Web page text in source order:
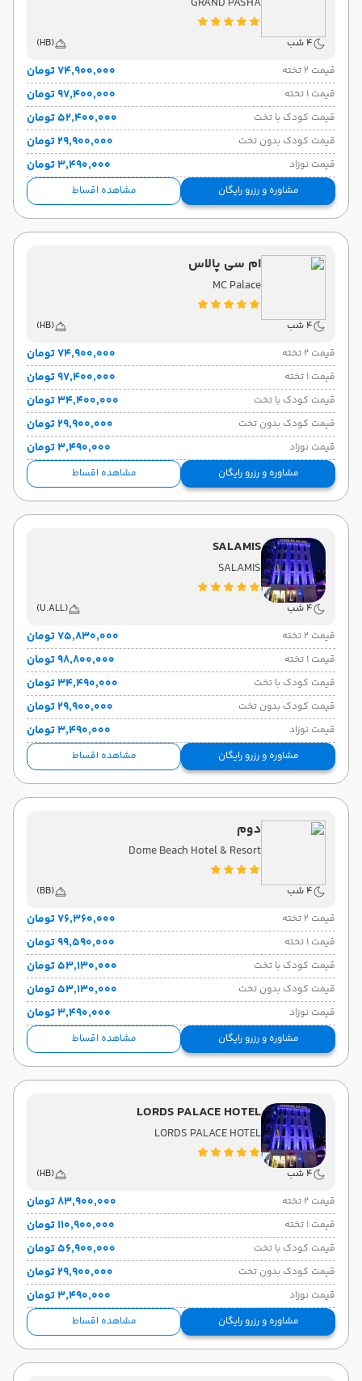
4 شب
(HB)
قیمت 2 تخته
۷۴٬۹۰۰٬۰۰۰ تومان
قیمت 1 تخته ۹۷٬۴۰۰٬۰۰۰ تومان
قیمت کودک با تخت ۵۲٬۴۰۰٬۰۰۰ تومان
قیمت کودک بدون تخت ۲۹٬۹۰۰٬۰۰۰ تومان
قیمت نوزاد ۳٬۴۹۰٬۰۰۰ تومان
مشاوره و رزرو رایگان مشاهده اقساط
ام سی پالاس
MC Palace
4 شب
(HB)
قیمت 2 تخته
۷۴٬۹۰۰٬۰۰۰ تومان
قیمت 1 تخته ۹۷٬۴۰۰٬۰۰۰ تومان
قیمت کودک با تخت ۳۴٬۴۰۰٬۰۰۰ تومان
قیمت کودک بدون تخت ۲۹٬۹۰۰٬۰۰۰ تومان
قیمت نوزاد ۳٬۴۹۰٬۰۰۰ تومان
مشاوره و رزرو رایگان مشاهده اقساط
SALAMIS
SALAMIS
4 شب
(U.ALL)
قیمت 2 تخته
۷۵٬۸۳۰٬۰۰۰ تومان
قیمت 1 تخته ۹۸٬۸۰۰٬۰۰۰ تومان
قیمت کودک با تخت ۳۴٬۴۹۰٬۰۰۰ تومان
قیمت کودک بدون تخت ۲۹٬۹۰۰٬۰۰۰ تومان
قیمت نوزاد ۳٬۴۹۰٬۰۰۰ تومان
مشاوره و رزرو رایگان مشاهده اقساط
دوم
Dome Beach Hotel & Resort
4 شب
(BB)
قیمت 2 تخته
۷۶٬۳۶۰٬۰۰۰ تومان
قیمت 1 تخته ۹۹٬۵۹۰٬۰۰۰ تومان
قیمت کودک با تخت ۵۳٬۱۳۰٬۰۰۰ تومان
قیمت کودک بدون تخت ۵۳٬۱۳۰٬۰۰۰ تومان
قیمت نوزاد ۳٬۴۹۰٬۰۰۰ تومان
مشاوره و رزرو رایگان مشاهده اقساط
LORDS PALACE HOTEL
LORDS PALACE HOTEL
4 شب
(HB)
قیمت 2 تخته
۸۳٬۹۰۰٬۰۰۰ تومان
قیمت 1 تخته ۱۱۰٬۹۰۰٬۰۰۰ تومان
قیمت کودک با تخت ۵۶٬۹۰۰٬۰۰۰ تومان
قیمت کودک بدون تخت ۲۹٬۹۰۰٬۰۰۰ تومان
قیمت نوزاد ۳٬۴۹۰٬۰۰۰ تومان
مشاوره و رزرو رایگان مشاهده اقساط